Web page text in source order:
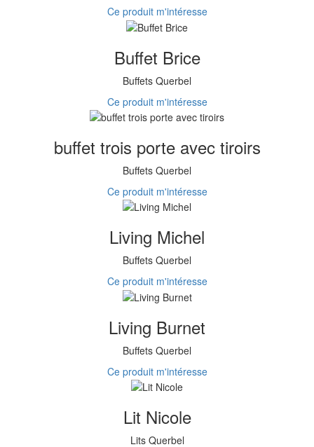
Ce produit m'intéresse
Buffet Brice
Buffets Querbel
Ce produit m'intéresse
buffet trois porte avec tiroirs
Buffets Querbel
Ce produit m'intéresse
Living Michel
Buffets Querbel
Ce produit m'intéresse
Living Burnet
Buffets Querbel
Ce produit m'intéresse
Lit Nicole
Lits Querbel